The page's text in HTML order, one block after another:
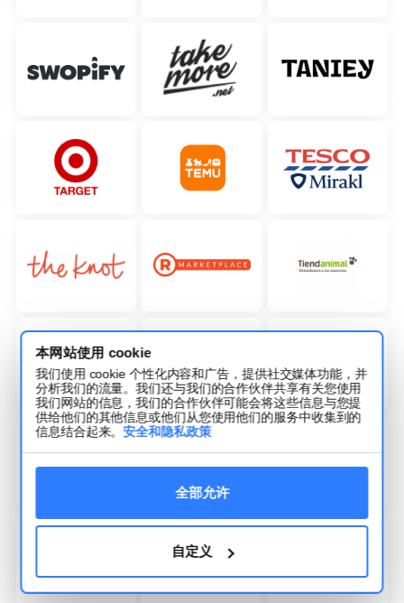
本网站使用 cookie
我们使用 cookie 个性化内容和广告，提供社交媒体功能，并
分析我们的流量。我们还与我们的合作伙伴共享有关您使用
我们网站的信息，我们的合作伙伴可能会将这些信息与您提
供给他们的其他信息或他们从您使用他们的服务中收集到的
信息结合起来。安全和隐私政策
全部允许
自定义